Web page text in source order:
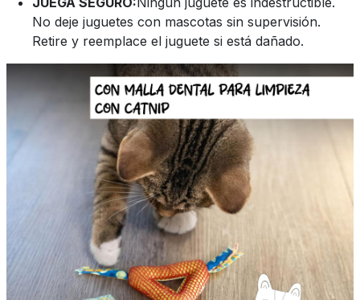
No deje juguetes con mascotas sin supervisión.
Retire y reemplace el juguete si está dañado.